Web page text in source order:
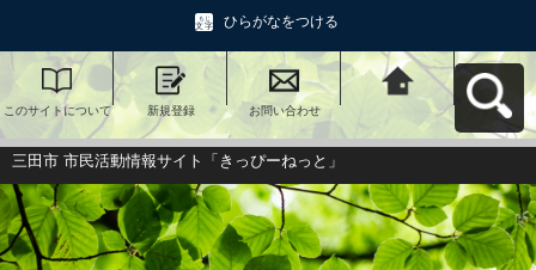
ひらがなをつける
このサイトについて 新規登録 お問い合わせ
三田市 市民活動情報
サイト「きっぴーね
っと」へ戻る
三田市 市民活動情報サイト「きっぴーねっと」